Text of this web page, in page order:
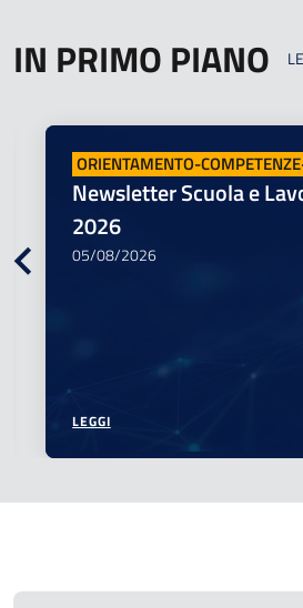
IN PRIMO PIANO
ORIENTAMENTO-
Newsletter Scuola e
2026
05/08/2026
LEGGI
Slider